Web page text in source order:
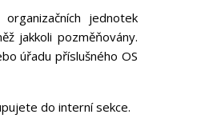
jednotek
jakkoli pozměňovány.
úřadu příslušného OS
do interní sekce.